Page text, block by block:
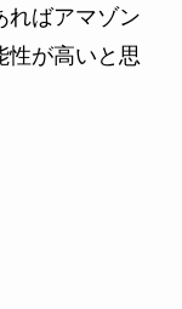
ればアマゾン
性が高いと思